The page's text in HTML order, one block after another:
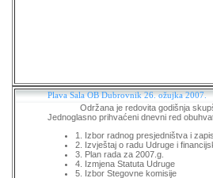
Plava Sala OB Dubrovnik 26. ožujka 2007.
Održana je redovita godišnja
Jednoglasno prihvaćeni dnevni red
1. Izbor radnog presjedništva i
2. Izvještaj o radu Udruge i
3. Plan rada za 2007.g.
4. Izmjena Statuta Udruge
5. Izbor Stegovne komisije